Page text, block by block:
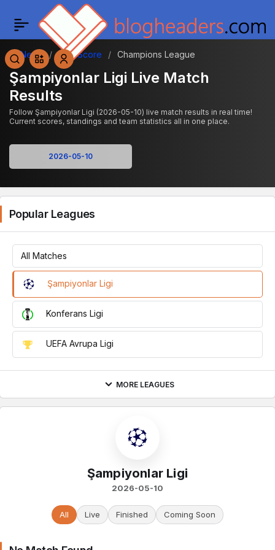
News Live Score Champions League
Şampiyonlar Ligi Live Match
Results
Follow Şampiyonlar Ligi (2026-05-10) live match results in real time!
Current scores, standings and team statistics all in one place.
Popular Leagues
All Matches
Şampiyonlar Ligi
Konferans Ligi
UEFA Avrupa Ligi
MORE LEAGUES
Şampiyonlar Ligi
2026-05-10
All Live Finished Coming Soon